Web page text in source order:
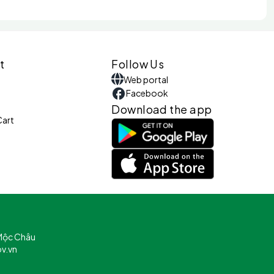
Follow Us
Web portal
Facebook
Download the app
Châu